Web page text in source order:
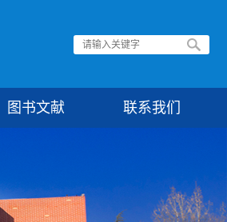
图书文献 联系我们